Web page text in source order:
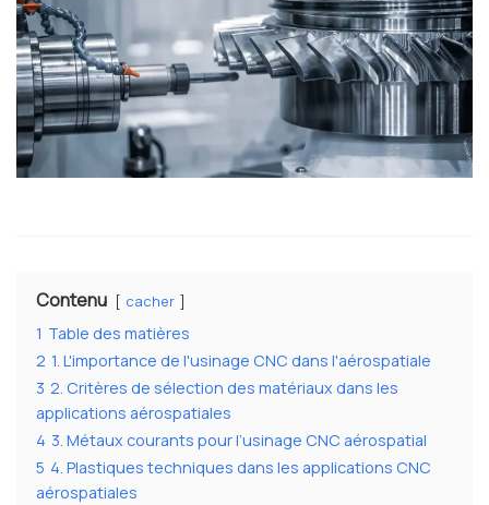
Contenu cacher
1 Table des matières
2 1. L'importance de l'usinage CNC dans l'aérospatiale
3 2. Critères de sélection des matériaux dans les
applications aérospatiales
4 3. Métaux courants pour l’usinage CNC aérospatial
5 4. Plastiques techniques dans les applications CNC
aérospatiales